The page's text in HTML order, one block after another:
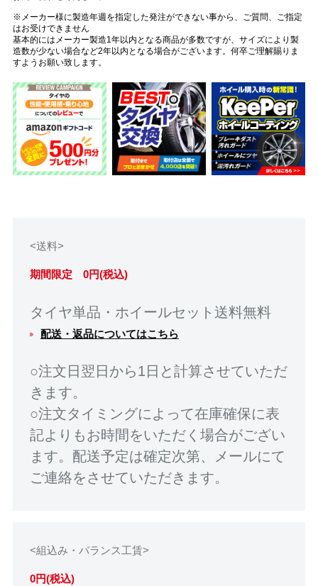
※メーカー様に製造年週を指定した発注ができない事から、ご質問、ご指定
はお受けできません
基本的にはメーカー製造1年以内となる商品が多数ですが、サイズにより製
造数が少ない場合など2年以内となる場合がございます。何卒ご理解賜りま
すようお願い致します。
<送料>
期間限定 0円(税込)
タイヤ単品・ホイールセット送料無料
配送・返品についてはこちら
○注文日翌日から1日と計算させていただ
きます。
○注文タイミングによって在庫確保に表
記よりもお時間をいただく場合がござい
ます。配送予定は確定次第、メールにて
ご連絡をさせていただきます。
<組込み・バランス工賃>
0円(税込)